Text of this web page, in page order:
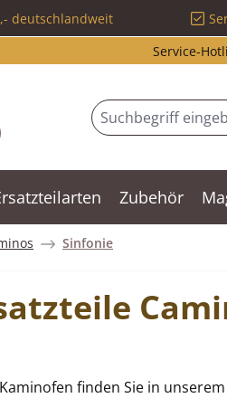
deutschlandweit
Service-
Zubehör
Sinfonie
finden Sie in